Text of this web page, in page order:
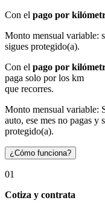
Con el pago por
Monto mensual variable:
sigues protegido(a).
Con el pago por
paga solo por los km
que recorres.
Monto mensual variable:
auto, ese mes no pagas y
protegido(a).
¿Cómo funciona?
01
Cotiza y contrata